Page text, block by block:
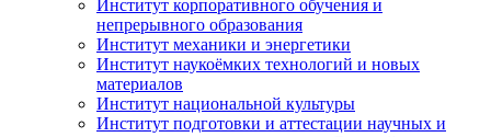
Институт корпоративного обучения и
непрерывного образования
Институт механики и энергетики
Институт наукоёмких технологий и новых
материалов
Институт национальной культуры
Институт подготовки и аттестации научных и